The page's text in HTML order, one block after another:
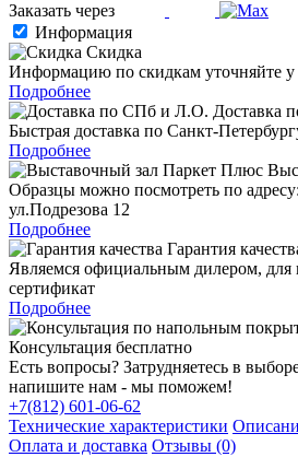
Заказать через
Информация
Скидка
Информацию по скидкам уточняйте у
Подробнее
Доставка
Быстрая доставка по Санкт-
Подробнее
Образцы можно посмотреть по адресу:
ул.Подрезова 12
Подробнее
Гарантия
Являемся официальным дилером, для
сертификат
Подробнее
Консультация бесплатно
Есть вопросы? Затрудняетесь в
напишите нам - мы поможем!
+7(812) 601-06-62
Технические характеристики
Оплата и доставка Отзывы (0)